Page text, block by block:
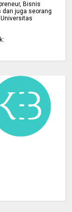
Bisnis
dan juga seorang